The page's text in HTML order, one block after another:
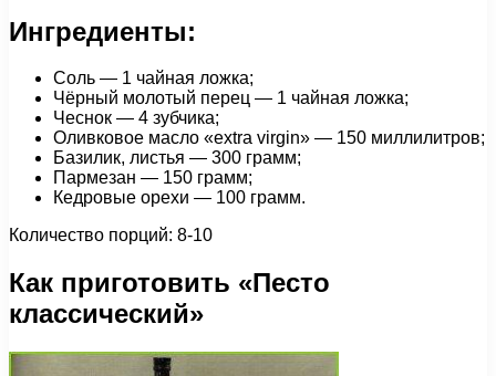
Ингредиенты:
Соль — 1 чайная ложка;
Чёрный молотый перец — 1 чайная ложка;
Чеснок — 4 зубчика;
Оливковое масло «extra virgin» — 150 миллилитров;
Базилик, листья — 300 грамм;
Пармезан — 150 грамм;
Кедровые орехи — 100 грамм.
Количество порций: 8-10
Как приготовить «Песто
классический»